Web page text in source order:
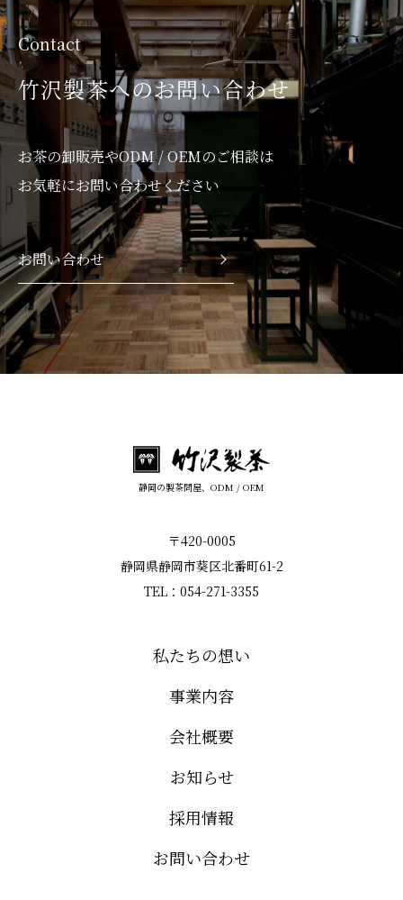
Contact
竹沢製茶へのお問い合わせ
お茶の卸販売やODM / OEMのご相談は
お気軽にお問い合わせください
お問い合わせ
静岡の製茶問屋、ODM / OEM
〒420-0005
静岡県静岡市葵区北番町61-2
TEL：054-271-3355
私たちの想い
事業内容
会社概要
お知らせ
採用情報
お問い合わせ